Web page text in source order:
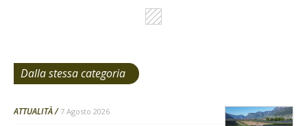
Dalla stessa categoria
ATTUALITÀ 7 Agosto 2026